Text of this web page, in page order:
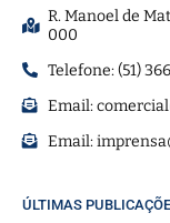
R. Manoel de
000
Telefone: (51)
Email:
Email:
ÚLTIMAS